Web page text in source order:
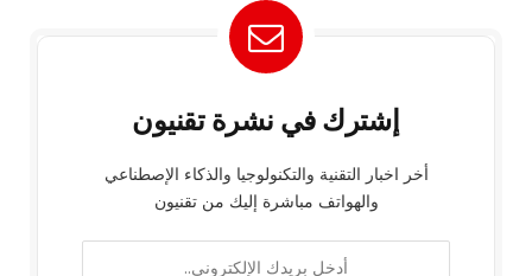
إشترك في نشرة تقنيون
أخر اخبار التقنية والتكنولوجيا والذكاء الإصطناعي
والهواتف مباشرة إليك من تقنيون